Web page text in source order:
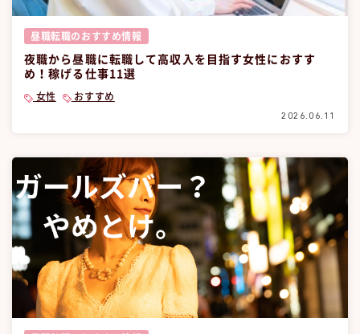
昼職転職のおすすめ情報
夜職から昼職に転職して高収入を目指す女性におすす
め！稼げる仕事11選
女性 おすすめ
2026.06.11